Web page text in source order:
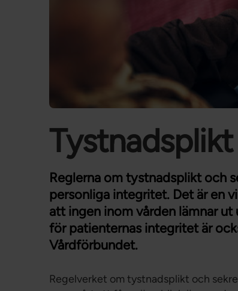
Reglerna om tystnadsplikt och
personliga integritet. Det är en
att ingen inom vården lämnar
för patienternas integritet är
Vårdförbundet.
Regelverket om tystnadsplikt och